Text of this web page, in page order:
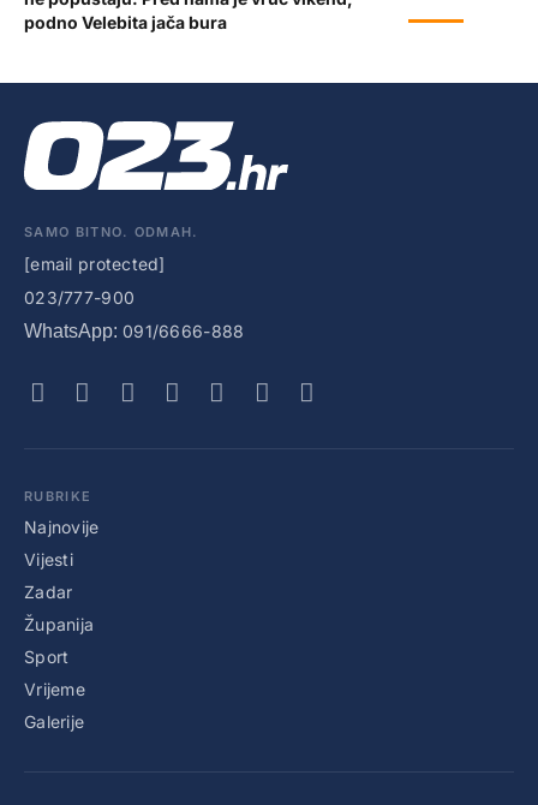
podno Velebita jača bura
SAMO BITNO. ODMAH.
[email protected]
023/777-900
WhatsApp: 091/6666-888
RUBRIKE
Najnovije
Vijesti
Zadar
Županija
Sport
Vrijeme
Galerije